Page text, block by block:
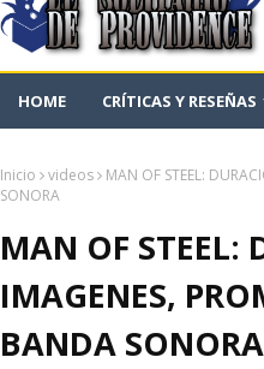
HOME CRÍTICAS Y RESEÑAS
Inicio videos
MAN OF STEEL:
SONORA
MAN OF STEEL:
IMAGENES,
BANDA SONORA